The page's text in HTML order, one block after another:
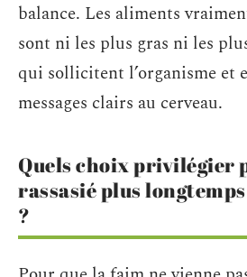
balance. Les aliments
sont ni les plus gras ni les
qui sollicitent l’organisme et
messages clairs au cerveau.
Quels choix privilégier
rassasié plus
?